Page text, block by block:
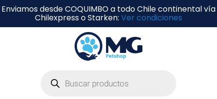
Enviamos desde COQUIMBO a todo Chile continental vía
Chilexpress o Starken: Ver condiciones